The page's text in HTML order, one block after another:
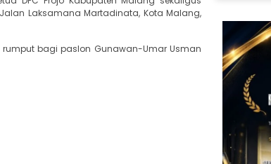
Laksamana Martadinata, Kota Malang,
bagi paslon Gunawan-Umar Usman